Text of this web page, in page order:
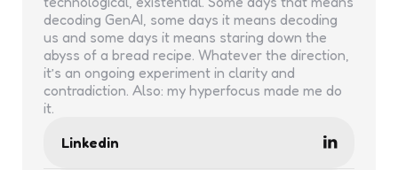
decoding GenAI, some days it means decoding
us and some days it means staring down the
abyss of a bread recipe. Whatever the direction,
it’s an ongoing experiment in clarity and
contradiction. Also: my hyperfocus made me do
it.
Linkedin